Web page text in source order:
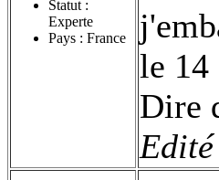
Statut :
Experte
Pays : France
le 14
Dire